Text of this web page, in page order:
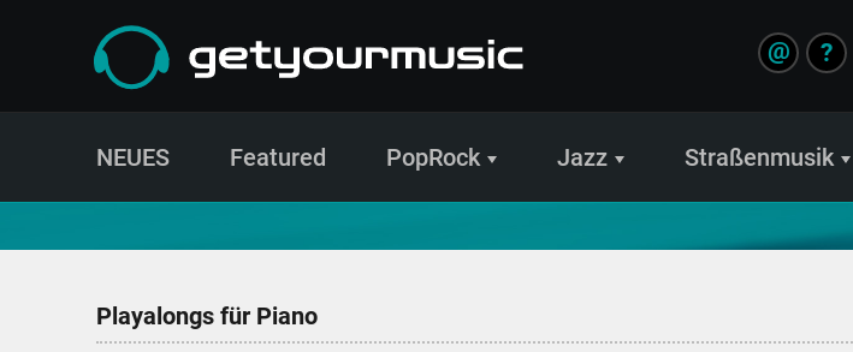
?
@
NEUES Featured PopRock Jazz Straßenmusik
Playalongs für Piano